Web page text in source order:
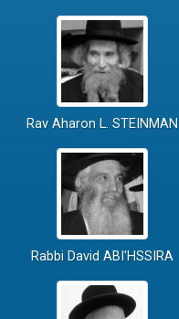
Rav Aharon L. STEINMAN
Rabbi David ABI'HSSIRA